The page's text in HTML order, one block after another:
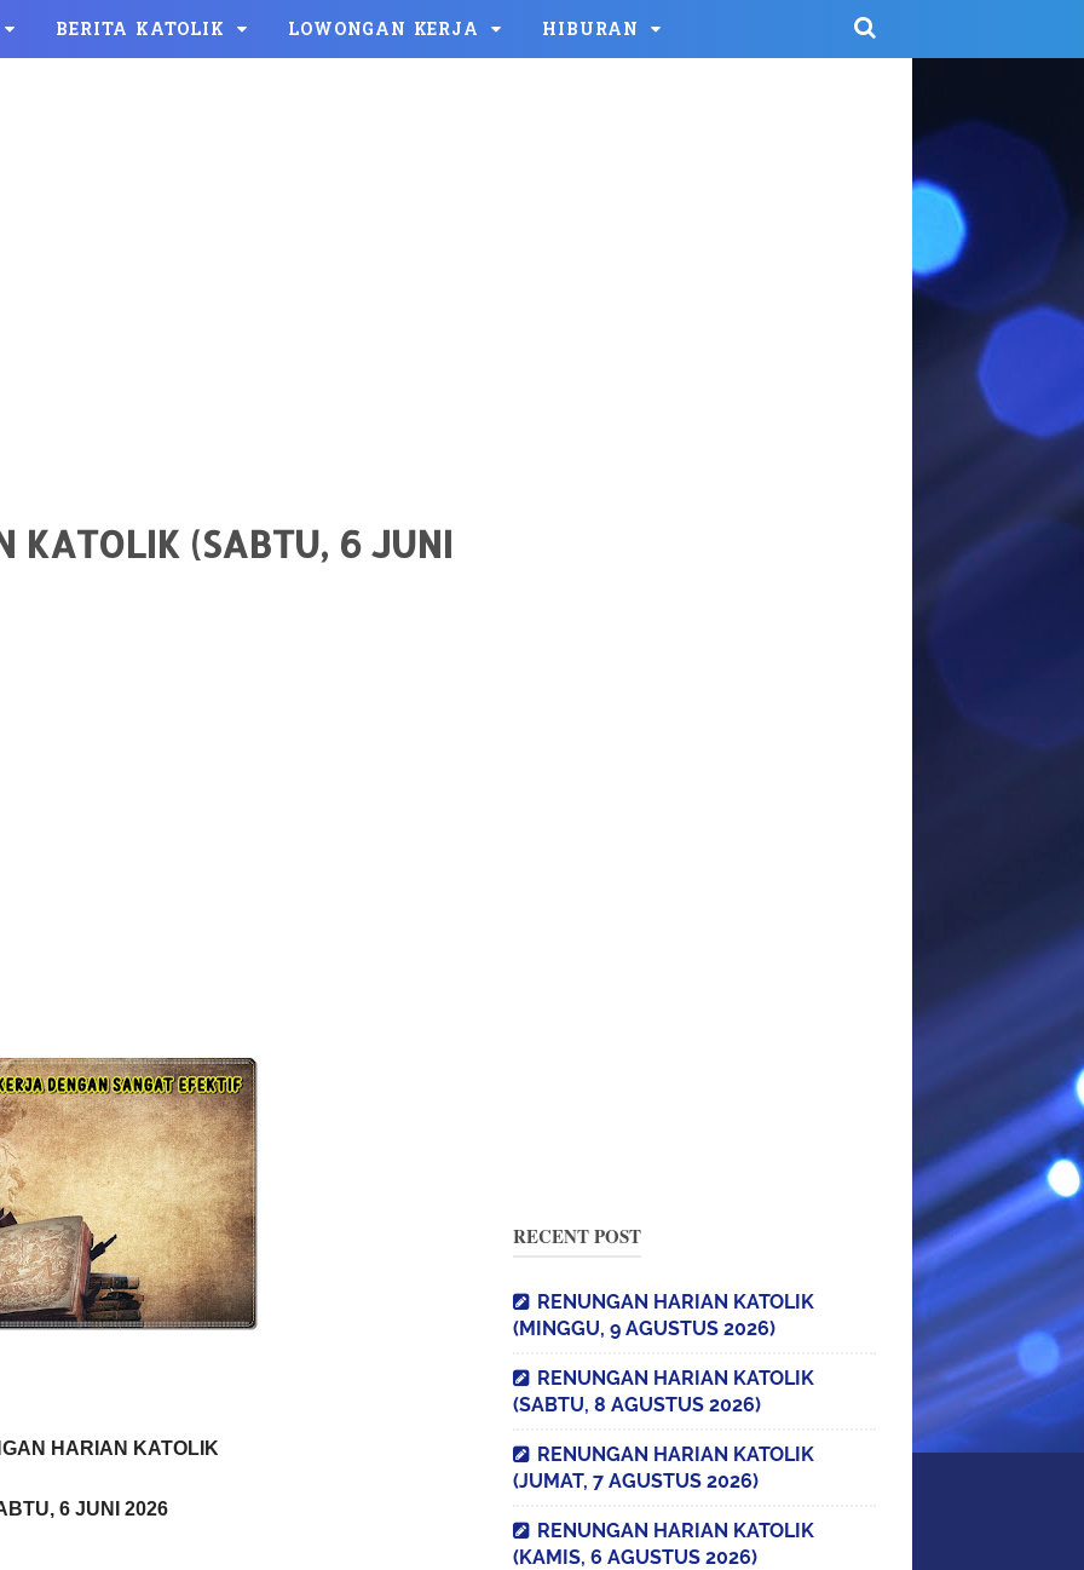
BERITA KATOLIK LOWONGAN KERJA HIBURAN
KATOLIK (SABTU, 6 JUNI
HARIAN KATOLIK
6 JUNI 2026
RECENT POST
RENUNGAN HARIAN KATOLIK
(MINGGU, 9 AGUSTUS 2026)
RENUNGAN HARIAN KATOLIK
(SABTU, 8 AGUSTUS 2026)
RENUNGAN HARIAN KATOLIK
(JUMAT, 7 AGUSTUS 2026)
RENUNGAN HARIAN KATOLIK
(KAMIS, 6 AGUSTUS 2026)